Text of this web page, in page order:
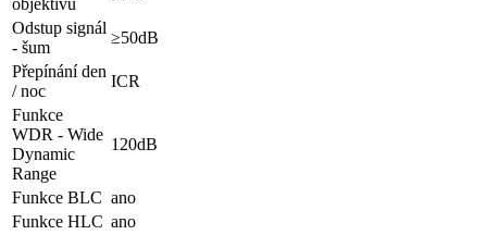
objektivu
Odstup signál
- šum
≥50dB
Přepínání den
/ noc
ICR
Funkce
WDR - Wide
Dynamic
Range
120dB
Funkce BLC ano
Funkce HLC ano